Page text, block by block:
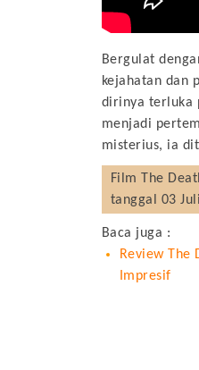
Bergulat
kejahatan dan
dirinya terluka
menjadi
misterius, ia
Film The
tanggal 03
Baca juga :
Review The
Impresif